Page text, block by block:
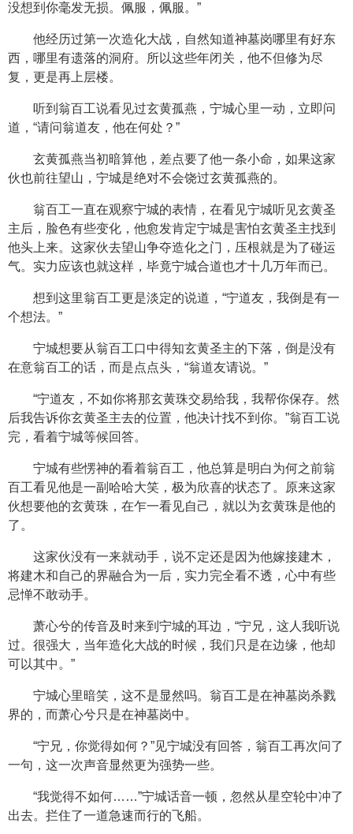
没想到你毫发无损。佩服，佩服。”
他经历过第一次造化大战，自然知道神墓岗哪里有好东
西，哪里有遗落的洞府。所以这些年闭关，他不但修为尽
复，更是再上层楼。
听到翁百工说看见过玄黄孤燕，宁城心里一动，立即问
道，“请问翁道友，他在何处？”
玄黄孤燕当初暗算他，差点要了他一条小命，如果这家
伙也前往望山，宁城是绝对不会饶过玄黄孤燕的。
翁百工一直在观察宁城的表情，在看见宁城听见玄黄圣
主后，脸色有些变化，他愈发肯定宁城是害怕玄黄圣主找到
他头上来。这家伙去望山争夺造化之门，压根就是为了碰运
气。实力应该也就这样，毕竟宁城合道也才十几万年而已。
想到这里翁百工更是淡定的说道，“宁道友，我倒是有一
个想法。”
宁城想要从翁百工口中得知玄黄圣主的下落，倒是没有
在意翁百工的话，而是点点头，“翁道友请说。”
“宁道友，不如你将那玄黄珠交易给我，我帮你保存。然
后我告诉你玄黄圣主去的位置，他决计找不到你。”翁百工说
完，看着宁城等候回答。
宁城有些愣神的看着翁百工，他总算是明白为何之前翁
百工看见他是一副哈哈大笑，极为欣喜的状态了。原来这家
伙想要他的玄黄珠，在乍一看见自己，就以为玄黄珠是他的
了。
这家伙没有一来就动手，说不定还是因为他嫁接建木，
将建木和自己的界融合为一后，实力完全看不透，心中有些
忌惮不敢动手。
萧心兮的传音及时来到宁城的耳边，“宁兄，这人我听说
过。很强大，当年造化大战的时候，我们只是在边缘，他却
可以其中。”
宁城心里暗笑，这不是显然吗。翁百工是在神墓岗杀戮
界的，而萧心兮只是在神墓岗中。
“宁兄，你觉得如何？”见宁城没有回答，翁百工再次问了
一句，这一次声音显然更为强势一些。
“我觉得不如何……”宁城话音一顿，忽然从星空轮中冲了
出去。拦住了一道急速而行的飞船。